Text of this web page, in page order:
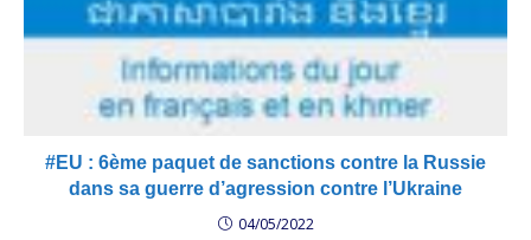
#EU : 6ème paquet de sanctions contre la Russie
dans sa guerre d’agression contre l’Ukraine
04/05/2022